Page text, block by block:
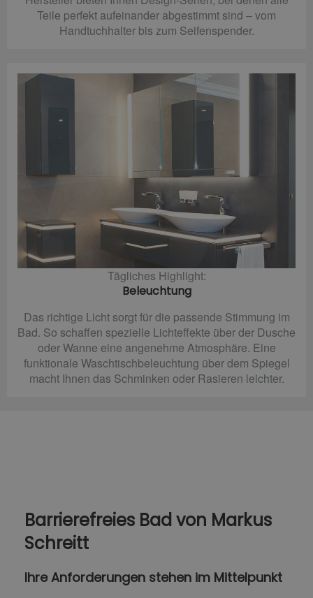
Teile perfekt aufeinander abgestimmt sind – vom
Handtuchhalter bis zum Seifenspender.
Tägliches Highlight:
Beleuchtung
Das richtige Licht sorgt für die passende Stimmung im
Bad. So schaffen spezielle Lichteffekte über der Dusche
oder Wanne eine angenehme Atmosphäre. Eine
funktionale Waschtischbeleuchtung über dem Spiegel
macht Ihnen das Schminken oder Rasieren leichter.
Barrierefreies Bad von Markus
Schreitt
Ihre Anforderungen stehen im Mittelpunkt